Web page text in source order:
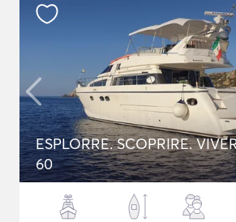
ESPLORRE. SCOPRIRE.
60